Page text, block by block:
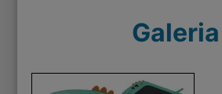
Galeria